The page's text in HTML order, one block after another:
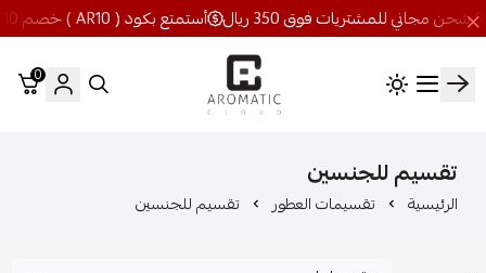
أستمتع بكود ( AR10 ) خصم 10% شحن مجاني للمشتريات فوق 350 ريال
اروماتيك كلاود
0
تقسيم للجنسين
الرئيسية تقسيمات العطور تقسيم للجنسين